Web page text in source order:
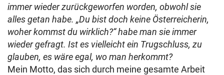
immer wieder zurückgeworfen worden, obwohl sie
alles getan habe. „Du bist doch keine Österreicherin,
woher kommst du wirklich?“ habe man sie immer
wieder gefragt. Ist es vielleicht ein Trugschluss, zu
glauben, es wäre egal, wo man herkommt?
Mein Motto, das sich durch meine gesamte Arbeit